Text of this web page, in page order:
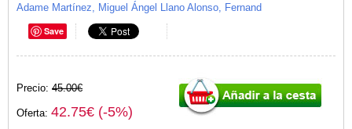
Adame Martínez, Miguel Ángel Llano Alonso, Fernand
Save
Precio: 45.00€
Oferta: 42.75€ (-5%)